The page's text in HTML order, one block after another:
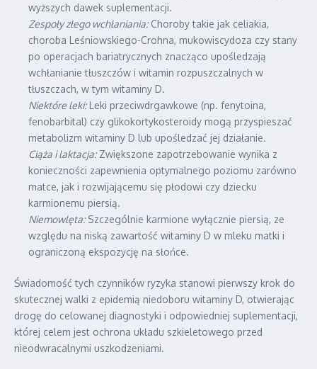
wyższych dawek suplementacji.
Zespoły złego wchłaniania:Choroby takie jak celiakia,
choroba Leśniowskiego-Crohna, mukowiscydoza czy stany
po operacjach bariatrycznych znacząco upośledzają
wchłanianie tłuszczów i witamin rozpuszczalnych w
tłuszczach, w tym witaminy D.
Niektóre leki:Leki przeciwdrgawkowe (np. fenytoina,
fenobarbital) czy glikokortykosteroidy mogą przyspieszać
metabolizm witaminy D lub upośledzać jej działanie.
Ciąża i laktacja:Zwiększone zapotrzebowanie wynika z
konieczności zapewnienia optymalnego poziomu zarówno
matce, jak i rozwijającemu się płodowi czy dziecku
karmionemu piersią.
Niemowlęta:Szczególnie karmione wyłącznie piersią, ze
względu na niską zawartość witaminy D w mleku matki i
ograniczoną ekspozycję na słońce.
Świadomość tych czynników ryzyka stanowi pierwszy krok do
skutecznej walki z epidemią niedoboru witaminy D, otwierając
drogę do celowanej diagnostyki i odpowiedniej suplementacji,
której celem jest ochrona układu szkieletowego przed
nieodwracalnymi uszkodzeniami.